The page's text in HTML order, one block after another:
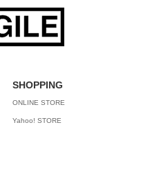
SHOPPING
ONLINE STORE
Yahoo! STORE